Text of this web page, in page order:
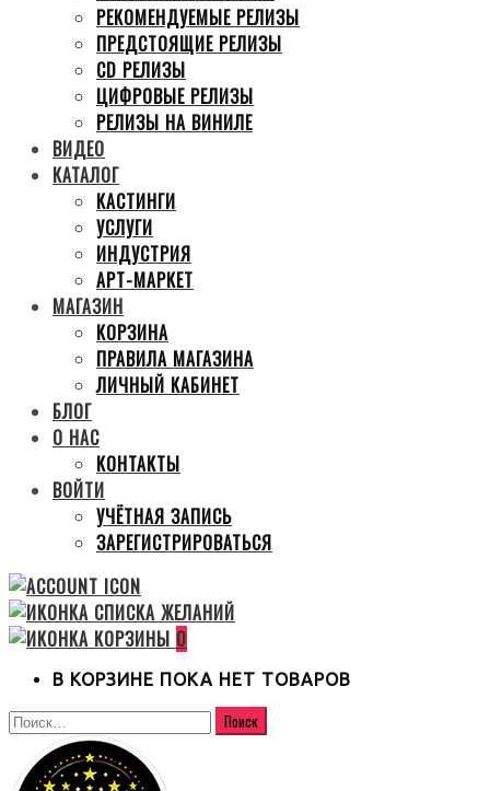
РЕКОМЕНДУЕМЫЕ РЕЛИЗЫ
ПРЕДСТОЯЩИЕ РЕЛИЗЫ
CD РЕЛИЗЫ
ЦИФРОВЫЕ РЕЛИЗЫ
РЕЛИЗЫ НА ВИНИЛЕ
ВИДЕО
КАТАЛОГ
КАСТИНГИ
УСЛУГИ
ИНДУСТРИЯ
АРТ-МАРКЕТ
МАГАЗИН
КОРЗИНА
ПРАВИЛА МАГАЗИНА
ЛИЧНЫЙ КАБИНЕТ
БЛОГ
О НАС
КОНТАКТЫ
ВОЙТИ
УЧЁТНАЯ ЗАПИСЬ
ЗАРЕГИСТРИРОВАТЬСЯ
0
В КОРЗИНЕ ПОКА НЕТ ТОВАРОВ